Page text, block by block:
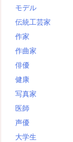
モデル
伝統工芸家
作家
作曲家
俳優
健康
写真家
医師
声優
大学生